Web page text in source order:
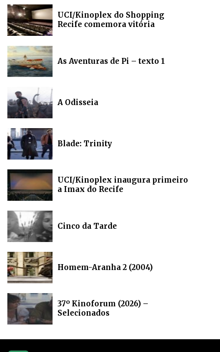
UCI/Kinoplex do Shopping
Recife comemora vitória
As Aventuras de Pi – texto 1
A Odisseia
Blade: Trinity
UCI/Kinoplex inaugura primeiro
a Imax do Recife
Cinco da Tarde
Homem-Aranha 2 (2004)
37º Kinoforum (2026) –
Selecionados